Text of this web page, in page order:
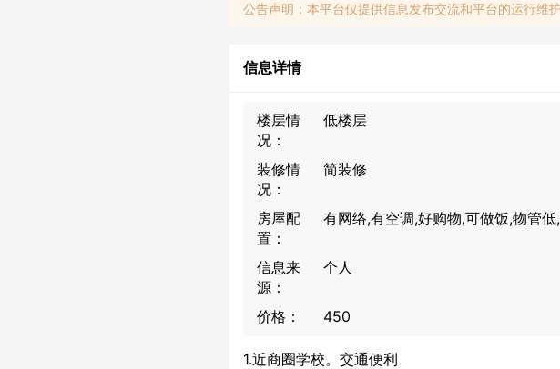
公告声明：本平台仅提供信息发布交流和平台的运行维
信息详情
楼层情
况：
低楼层
装修情
况：
简装修
房屋配
置：
有网络,有空调,好购物,可做饭,物管
信息来
源：
个人
价格： 450
1.近商圈学校。交通便利